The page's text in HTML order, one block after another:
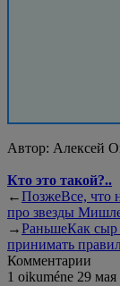
Автор: Алексей
Кто это такой?..
←ПозжеВсе, что
про звезды
→РаньшеКак сыр
принимать
Комментарии
1 oikuméne 29 мая